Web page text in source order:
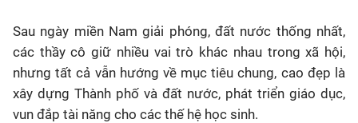
Sau ngày miền Nam giải phóng, đất nước thống nhất,
các thầy cô giữ nhiều vai trò khác nhau trong xã hội,
nhưng tất cả vẫn hướng về mục tiêu chung, cao đẹp là
xây dựng Thành phố và đất nước, phát triển giáo dục,
vun đắp tài năng cho các thế hệ học sinh.